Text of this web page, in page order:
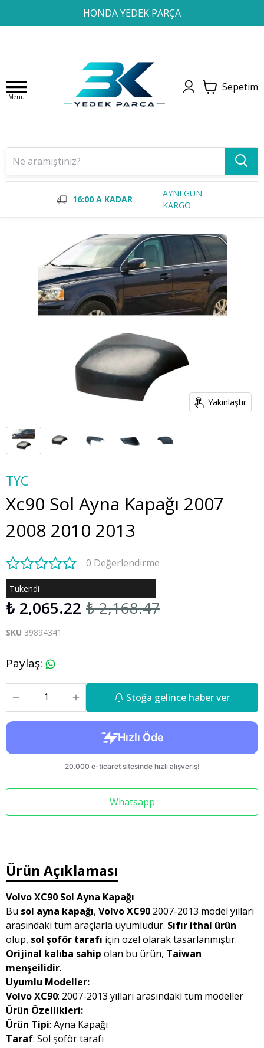
HONDA YEDEK PARÇA
1 2 3 4
Menu
Sepetim
16:00 A KADAR
AYNI GÜN
KARGO
Yakınlaştır
TYC
Xc90 Sol Ayna Kapağı 2007
2008 2010 2013
0 Değerlendirme
Tükendi
₺ 2,065.22 ₺ 2,168.47
SKU 39894341
Paylaş:
Stoğa gelince haber ver
Whatsapp
Ürün Açıklaması
Volvo XC90 Sol Ayna Kapağı
Bu sol ayna kapağı, Volvo XC90 2007-2013 model yılları
arasındaki tüm araçlarla uyumludur. Sıfır ithal ürün
olup, sol şoför tarafı için özel olarak tasarlanmıştır.
Orijinal kalıba sahip olan bu ürün, Taiwan
menşeilidir.
Uyumlu Modeller:
Volvo XC90: 2007-2013 yılları arasındaki tüm modeller
Ürün Özellikleri:
Ürün Tipi: Ayna Kapağı
Taraf: Sol şoför tarafı